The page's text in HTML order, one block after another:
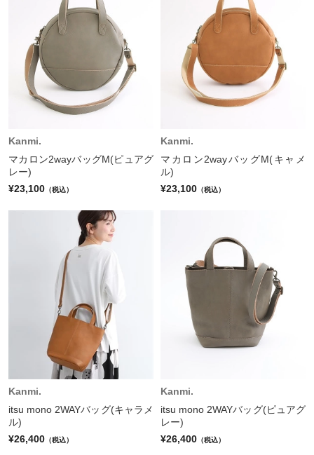
Kanmi.
マカロン2wayバッグM(ピュアグ
レー)
¥23,100 （税込）
Kanmi.
マカロン2wayバッグM(キャメ
ル)
¥23,100 （税込）
Kanmi.
itsu mono 2WAYバッグ(キャラメ
ル)
¥26,400 （税込）
Kanmi.
itsu mono 2WAYバッグ(ピュアグ
レー)
¥26,400 （税込）